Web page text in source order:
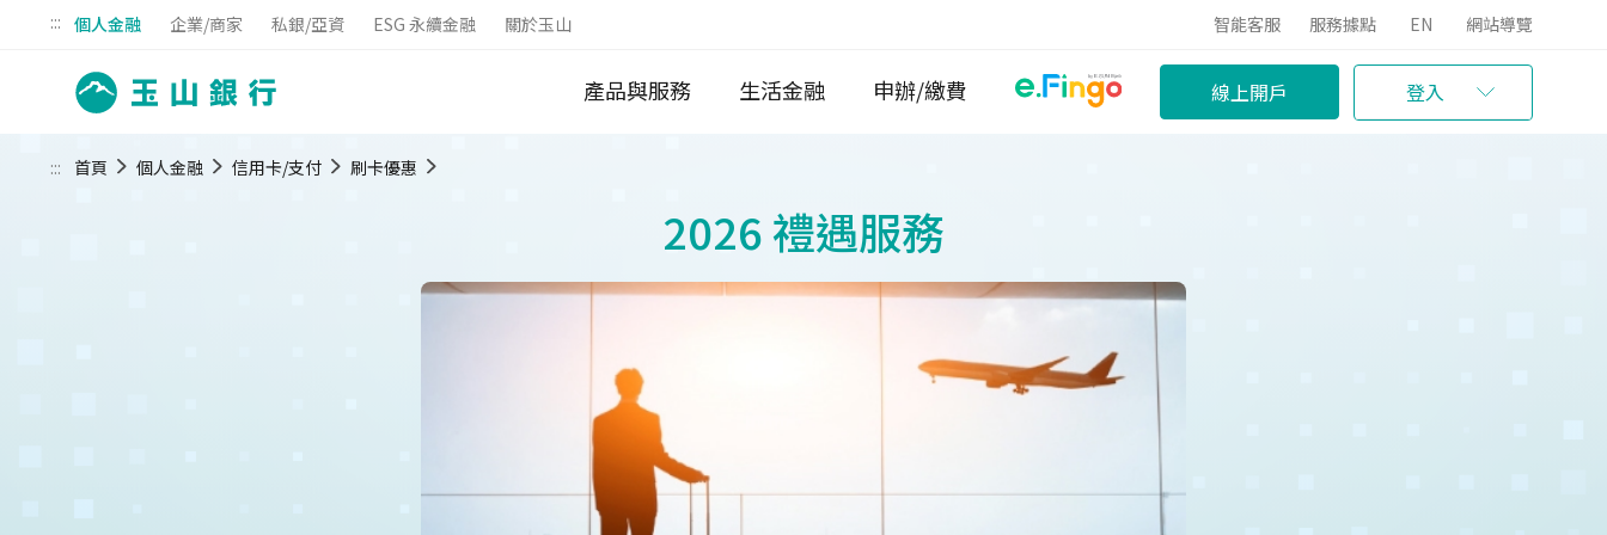
::: 個人金融 企業/商家 私銀/亞資 ESG 永續金融 關於玉山 智能客服 服務據點 EN 網站導覽
產品與服務 生活金融 申辦/繳費 線上開戶 登入
:::
2026 禮遇服務
首頁 個人金融 信用卡/支付 刷卡優惠